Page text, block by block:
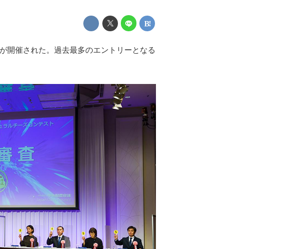
開催された。過去最多のエントリーとなる